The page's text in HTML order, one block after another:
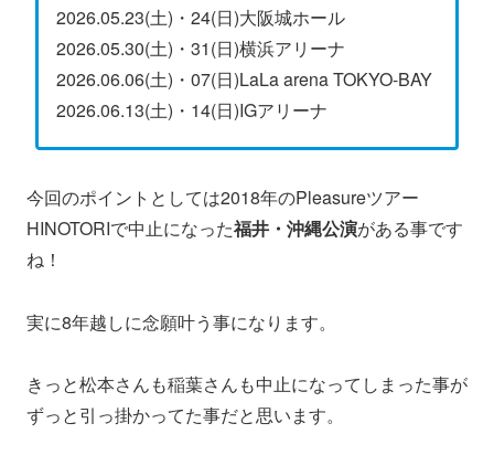
2026.05.23(土)・24(日)大阪城ホール
2026.05.30(土)・31(日)横浜アリーナ
2026.06.06(土)・07(日)LaLa arena TOKYO-BAY
2026.06.13(土)・14(日)IGアリーナ
今回のポイントとしては2018年のPleasureツアー
HINOTORIで中止になった福井・沖縄公演がある事です
ね！
実に8年越しに念願叶う事になります。
きっと松本さんも稲葉さんも中止になってしまった事が
ずっと引っ掛かってた事だと思います。